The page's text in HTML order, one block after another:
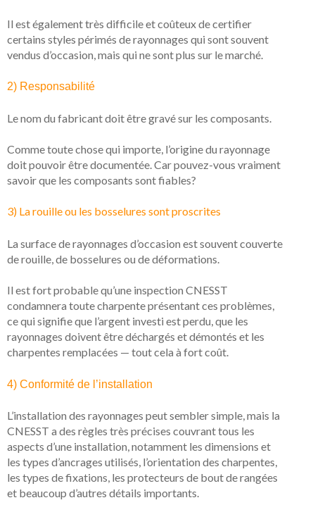
Il est également très difficile et coûteux de certifier
certains styles périmés de rayonnages qui sont souvent
vendus d’occasion, mais qui ne sont plus sur le marché.
2) Responsabilité
Le nom du fabricant doit être gravé sur les composants.
Comme toute chose qui importe, l’origine du rayonnage
doit pouvoir être documentée. Car pouvez-vous vraiment
savoir que les composants sont fiables?
3) La rouille ou les bosselures sont proscrites
La surface de rayonnages d’occasion est souventcouverte
de rouille, de bosselures ou de déformations.
Il est fort probable qu’une inspection CNESST
condamnera toute charpente présentant ces problèmes,
ce qui signifie que l’argent investi est perdu, que les
rayonnages doivent être déchargés et démontés et les
charpentes remplacées — tout cela à fort coût.
4) Conformité de l’installation
L’installation des rayonnages peut sembler simple, mais la
CNESST a des règles très précises couvrant tous les
aspects d’une installation, notamment les dimensions et
les types d’ancrages utilisés, l’orientation des charpentes,
les types de fixations, les protecteurs de bout de rangées
et beaucoup d’autres détails importants.